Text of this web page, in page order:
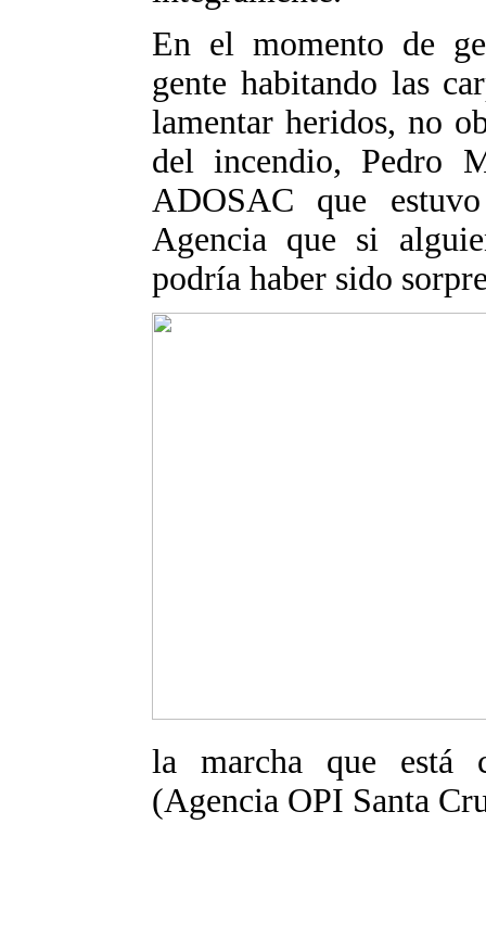
En el momento de
gente habitando las
lamentar heridos, no
del incendio, Pedro
ADOSAC que
Agencia que si
podría haber sido
la marcha que está
(Agencia OPI Santa